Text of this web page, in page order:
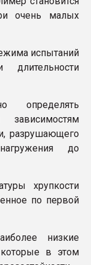
бутылок
ПЕРЕЙТИ НА
очень малых
испытаний
определять
разрушающего
до
хрупкости
по первой
низкие
которые в этом